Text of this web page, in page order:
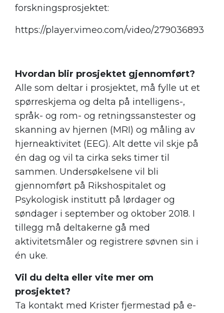
forskningsprosjektet:
https://player.vimeo.com/video/279036893
Hvordan blir prosjektet gjennomført?
Alle som deltar i prosjektet, må fylle ut et
spørreskjema og delta på intelligens-,
språk- og rom- og retningssanstester og
skanning av hjernen (MRI) og måling av
hjerneaktivitet (EEG). Alt dette vil skje på
én dag og vil ta cirka seks timer til
sammen. Undersøkelsene vil bli
gjennomført på Rikshospitalet og
Psykologisk institutt på lørdager og
søndager i september og oktober 2018. I
tillegg må deltakerne gå med
aktivitetsmåler og registrere søvnen sin i
én uke.
Vil du delta eller vite mer om
prosjektet?
Ta kontakt med Krister fjermestad på e-